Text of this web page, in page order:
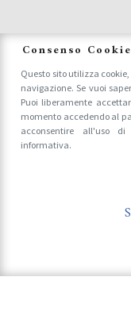
Consenso Cookie
Questo sito utilizza
navigazione. Se vuoi
Puoi liberamente
momento accedendo al
acconsentire all'uso
informativa.